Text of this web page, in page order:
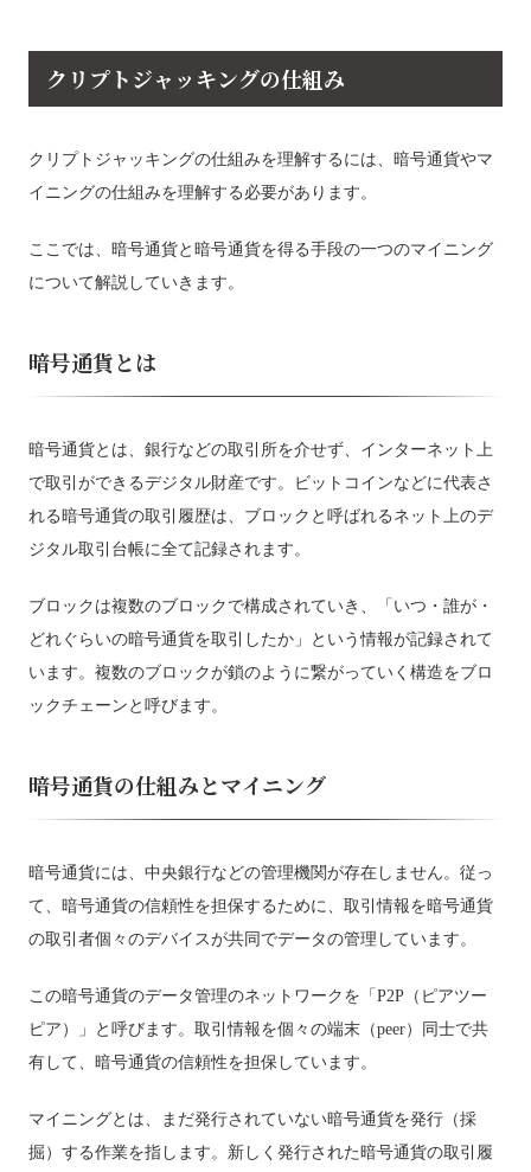
クリプトジャッキングの仕組み
クリプトジャッキングの仕組みを理解するには、暗号通貨やマ
イニングの仕組みを理解する必要があります。
ここでは、暗号通貨と暗号通貨を得る手段の一つのマイニング
について解説していきます。
暗号通貨とは
暗号通貨とは、銀行などの取引所を介せず、インターネット上
で取引ができるデジタル財産です。ビットコインなどに代表さ
れる暗号通貨の取引履歴は、ブロックと呼ばれるネット上のデ
ジタル取引台帳に全て記録されます。
ブロックは複数のブロックで構成されていき、「いつ・誰が・
どれぐらいの暗号通貨を取引したか」という情報が記録されて
います。複数のブロックが鎖のように繋がっていく構造をブロ
ックチェーンと呼びます。
暗号通貨の仕組みとマイニング
暗号通貨には、中央銀行などの管理機関が存在しません。従っ
て、暗号通貨の信頼性を担保するために、取引情報を暗号通貨
の取引者個々のデバイスが共同でデータの管理しています。
この暗号通貨のデータ管理のネットワークを「P2P（ピアツー
ピア）」と呼びます。取引情報を個々の端末（peer）同士で共
有して、暗号通貨の信頼性を担保しています。
マイニングとは、まだ発行されていない暗号通貨を発行（採
掘）する作業を指します。新しく発行された暗号通貨の取引履